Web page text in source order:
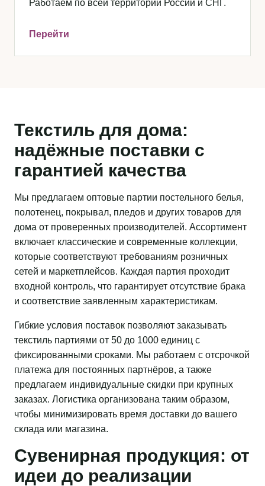
Работаем по всей территории России и СНГ.
Перейти
Текстиль для дома:
надёжные поставки с
гарантией качества
Мы предлагаем оптовые партии постельного белья,
полотенец, покрывал, пледов и других товаров для
дома от проверенных производителей. Ассортимент
включает классические и современные коллекции,
которые соответствуют требованиям розничных
сетей и маркетплейсов. Каждая партия проходит
входной контроль, что гарантирует отсутствие брака
и соответствие заявленным характеристикам.
Гибкие условия поставок позволяют заказывать
текстиль партиями от 50 до 1000 единиц с
фиксированными сроками. Мы работаем с отсрочкой
платежа для постоянных партнёров, а также
предлагаем индивидуальные скидки при крупных
заказах. Логистика организована таким образом,
чтобы минимизировать время доставки до вашего
склада или магазина.
Сувенирная продукция: от
идеи до реализации